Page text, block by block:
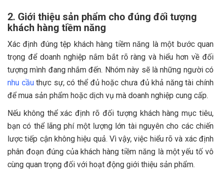
2. Giới thiệu sản phẩm cho đúng đối tượng
khách hàng tiềm năng
Xác định đúng tệp khách hàng tiềm năng là một bước quan
trọng để doanh nghiệp nắm bắt rõ ràng và hiểu hơn về đối
tượng mình đang nhắm đến. Nhóm này sẽ là những người có
nhu cầuthực sự, có thể đủ hoặc chưa đủ khả năng tài chính
để mua sản phẩm hoặc dịch vụ mà doanh nghiệp cung cấp.
Nếu không thể xác định rõ đối tượng khách hàng mục tiêu,
bạn có thể lãng phí một lượng lớn tài nguyên cho các chiến
lược tiếp cận không hiệu quả. Vì vậy, việc hiểu rõ và xác định
phân đoạn đúng của khách hàng tiềm năng là một yếu tố vô
cùng quan trọng đối với hoạt động giới thiệu sản phẩm.